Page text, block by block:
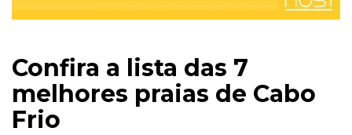
Confira a lista das 7
melhores praias de Cabo
Frio